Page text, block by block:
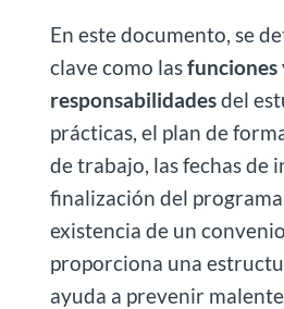
En este documento, se
clave como lasfunciones
responsabilidadesdel
prácticas, el plan de
de trabajo, las fechas de
finalización del
existencia de un
proporciona una
ayuda a prevenir